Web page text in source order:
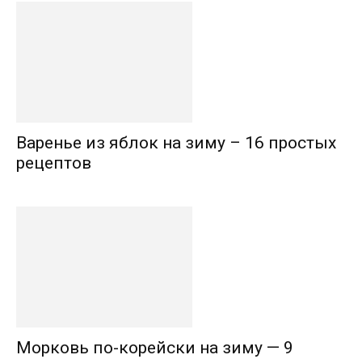
Варенье из яблок на зиму – 16 простых
рецептов
Морковь по-корейски на зиму — 9